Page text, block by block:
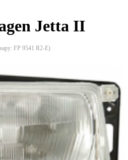
Jetta II
FP 9541 R2-E)